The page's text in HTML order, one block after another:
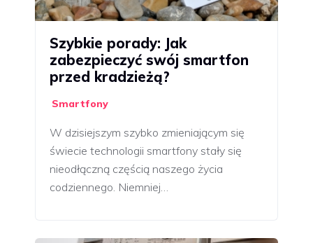
Szybkie porady: Jak
zabezpieczyć swój smartfon
przed kradzieżą?
Smartfony
W dzisiejszym szybko zmieniającym się
świecie technologii smartfony stały się
nieodłączną częścią naszego życia
codziennego. Niemniej…